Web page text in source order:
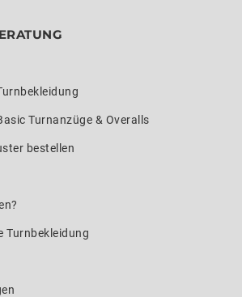
Turnanzüge & Overalls
bestellen
Turnbekleidung